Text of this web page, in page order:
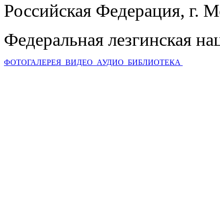
Российская Федерация, г.
Федеральная лезгинская
ФОТОГАЛЕРЕЯ ВИДЕО АУДИО БИБЛИОТЕКА